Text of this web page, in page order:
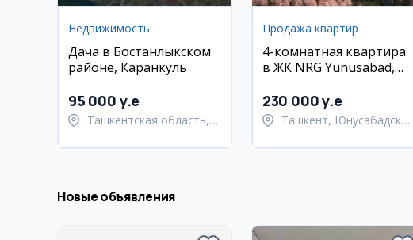
Недвижимость
Дача в Бостанлыкском
районе, Каранкуль
95 000 y.e
Ташкентская область,
Продажа квартир
4-комнатная квартира
в ЖК NRG Yunusabad,
230 000 y.e
Ташкент, Юнусабадский
Новые объявления